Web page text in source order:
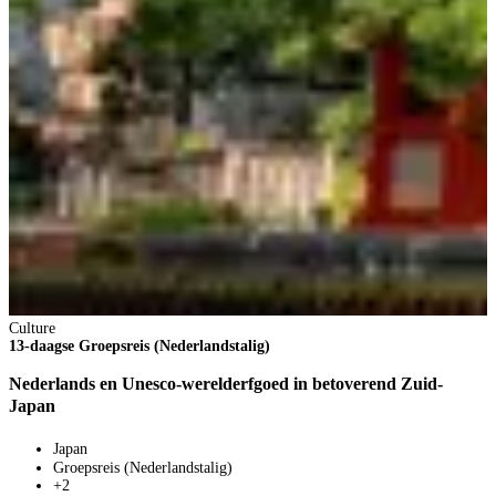
Culture
13-daagse Groepsreis (Nederlandstalig)
Nederlands en Unesco-werelderfgoed in betoverend Zuid-
Japan
Japan
Groepsreis (Nederlandstalig)
+2